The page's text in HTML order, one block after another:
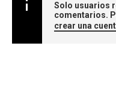
Solo usuarios
comentarios.
crear una